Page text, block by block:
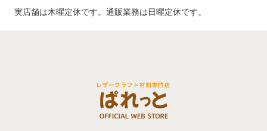
実店舗は木曜定休です。通販業務は日曜定休です。